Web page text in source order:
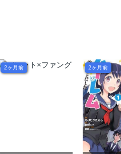
2ヶ月前 2ヶ月前